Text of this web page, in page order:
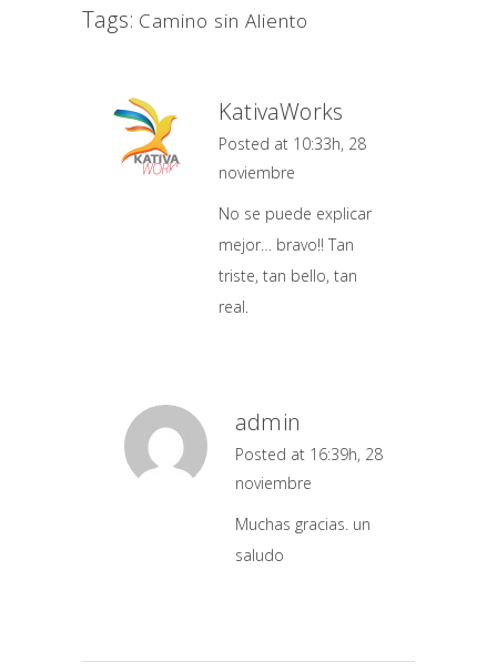
Tags: Camino sin Aliento
KativaWorks
Posted at 10:33h, 28
noviembre
No se puede explicar
mejor… bravo!! Tan
triste, tan bello, tan
real.
admin
Posted at 16:39h, 28
noviembre
Muchas gracias. un
saludo